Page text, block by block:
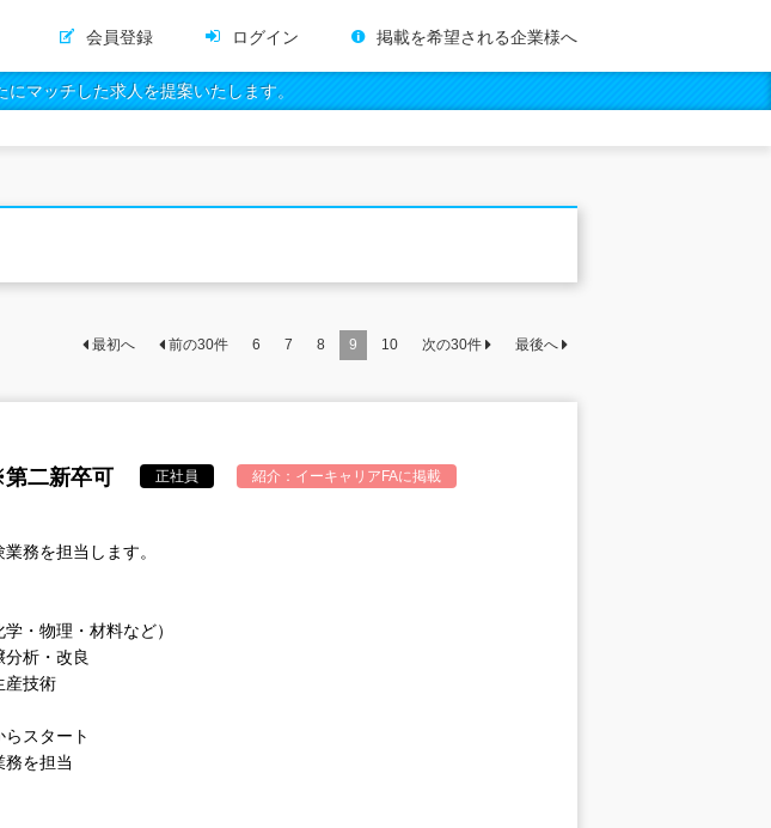
会員登録 ログイン 掲載を希望される企業様へ
マッチした求人を提案いたします。
最初へ 前の30件 6 7 8 9 10 次の30件 最後へ
二新卒可 正社員 紹介： イーキャリアFAに掲載
務を担当します。
・物理・材料など）
分析・改良
産技術
らスタート
務を担当